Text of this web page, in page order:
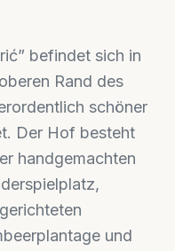
befindet sich in
Rand des
schöner
Der Hof besteht
handgemachten
und